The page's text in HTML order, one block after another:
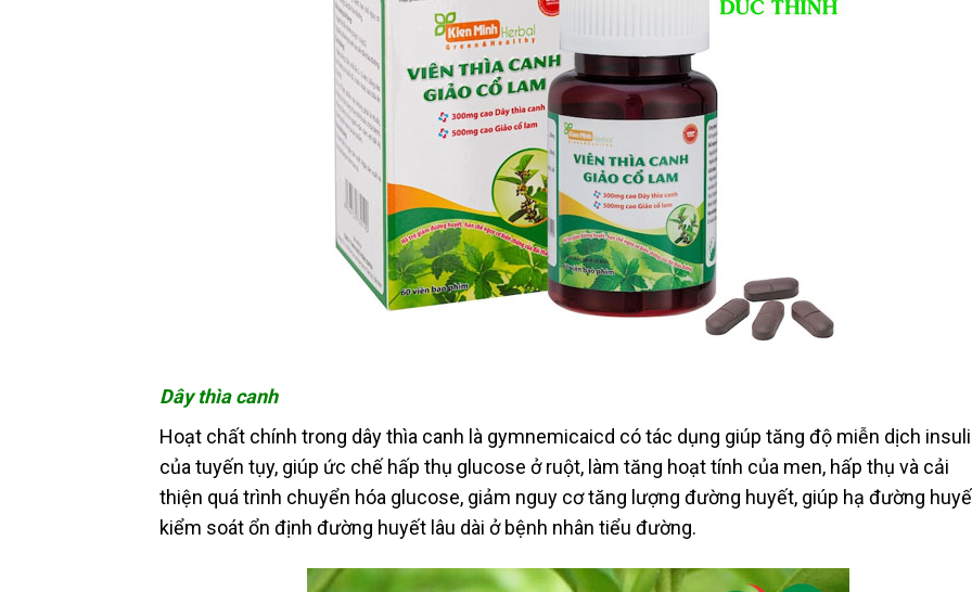
Dây thìa canh
Hoạt chất chính trong dây thìa canh là gymnemicaicd có tác dụng giúp tăng độ miễn dịch
của tuyến tụy, giúp ức chế hấp thụ glucose ở ruột, làm tăng hoạt tính của men, hấp thụ và cải
thiện quá trình chuyển hóa glucose, giảm nguy cơ tăng lượng đường huyết, giúp hạ đường
kiểm soát ổn định đường huyết lâu dài ở bệnh nhân tiểu đường.